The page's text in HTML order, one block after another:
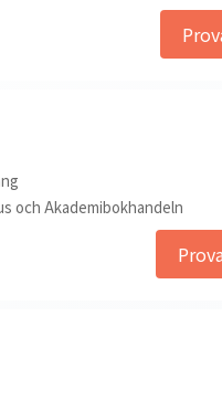
och Akademibokhandeln